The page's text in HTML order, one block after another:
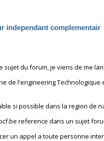
independant complementair
sujet du forum, je viens de me
de l'engineering
si possible dans la region de
reference dans un sujet
un appel a toute personne